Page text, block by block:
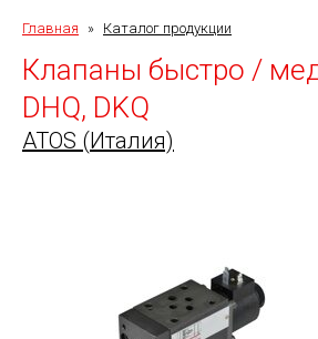
Главная » Каталог продукции
Клапаны быстро /
DHQ, DKQ
ATOS (Италия)